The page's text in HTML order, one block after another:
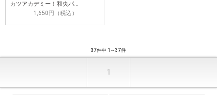
カツアカデミー！和央パ…
1,650円（税込）
37件中 1～37件
1